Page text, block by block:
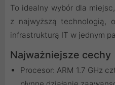
To idealny wybór dla
z najwyższą technologią,
infrastrukturą IT w jednym
Najważniejsze cechy
Procesor: ARM 1.7 GHz